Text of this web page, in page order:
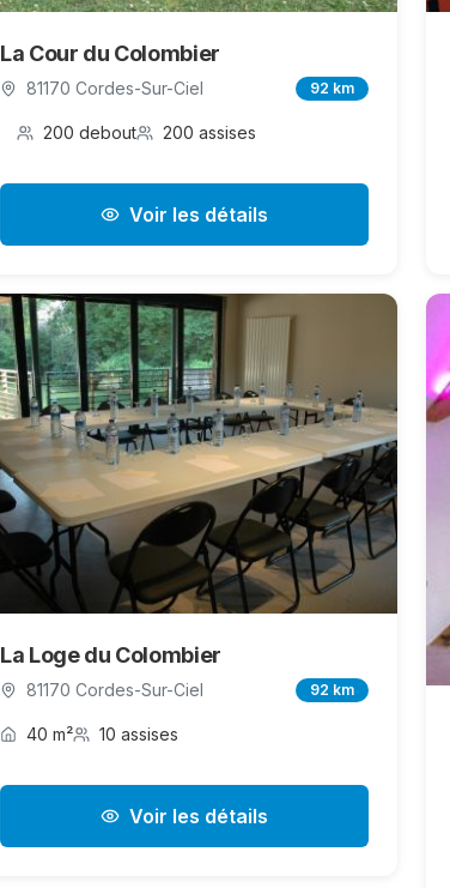
La Cour du Colombier
81170 Cordes-Sur-Ciel 92 km
200 debout 200 assises
Voir les détails
La Loge du Colombier
81170 Cordes-Sur-Ciel 92 km
40 m² 10 assises
Voir les détails